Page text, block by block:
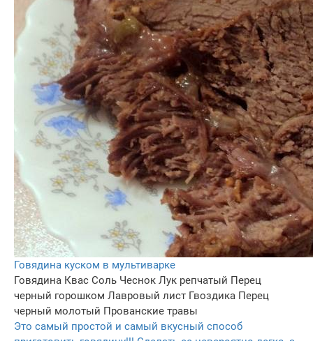
Говядина куском в мультиварке
Говядина Квас Соль Чеснок Лук репчатый Перец
черный горошком Лавровый лист Гвоздика Перец
черный молотый Прованские травы
Это самый простой и самый вкусный способ